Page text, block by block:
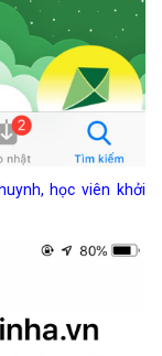
học viên khởi